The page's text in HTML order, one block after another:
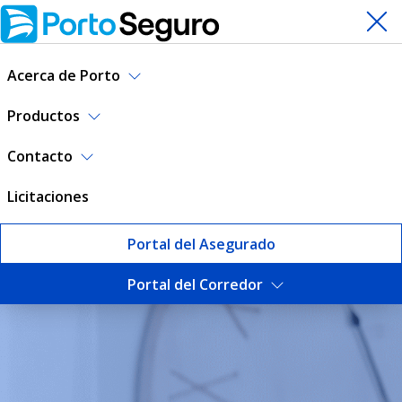
Acerca de Porto
Productos
Contacto
Licitaciones
Portal del Asegurado
Portal del Corredor
Responsabilidad Registrada